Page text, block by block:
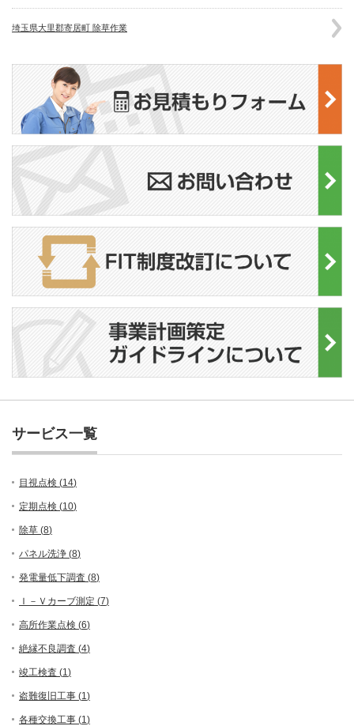
埼玉県大里郡寄居町 除草作業
サービス一覧
目視点検 (14)
定期点検 (10)
除草 (8)
パネル洗浄 (8)
発電量低下調査 (8)
Ｉ－Ｖカーブ測定 (7)
高所作業点検 (6)
絶縁不良調査 (4)
竣工検査 (1)
盗難復旧工事 (1)
各種交換工事 (1)